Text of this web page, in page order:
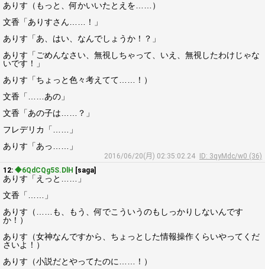
ありす（もっと、何かいいたとえを……）
文香「ありすさん……！」
ありす「あ、はい、なんでしょうか！？」
ありす「ごめんなさい、無視しちゃって、いえ、無視したわけじゃな
いです！」
ありす「ちょっと色々考えてて……！）
文香「……あの」
文香「あの子は……？」
フレデリカ「……」
ありす「あっ……」
2016/06/20(月) 02:35:02.24
ID: 3qyMdc/w0 (36)
12: ◆6QdCQg5S.DlH [saga]
ありす「えっと……」
文香「……」
ありす（……も、もう、何でこういうのもしっかりしないんです
か！）
ありす（女神なんですから、ちょっとした情報操作くらいやってくだ
さいよ！）
ありす（小説だとやってたのに……！）